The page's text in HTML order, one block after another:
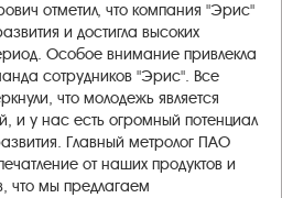
отметил, что компания "Эрис"
и достигла высоких
Особое внимание привлекла
сотрудников "Эрис". Все
что молодежь является
и у нас есть огромный потенциал
Главный метролог ПАО
от наших продуктов и
что мы предлагаем